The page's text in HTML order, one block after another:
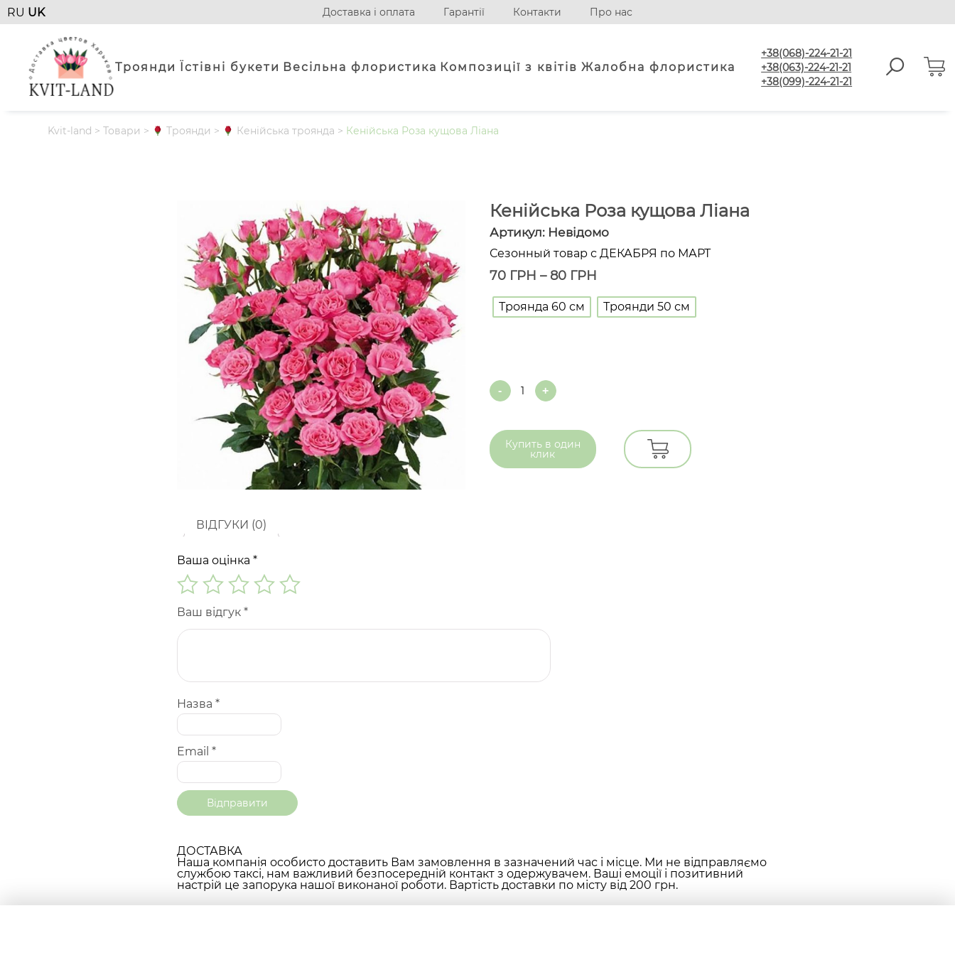
RU UK Доставка і оплата Гарантії Контакти Про нас
Троянди Їстівні букети Весільна флористика Композиції з квітів Жалобна флористика
+38(068)-224-21-21
+38(063)-224-21-21
+38(099)-224-21-21
Kvit-land >Товари > Троянди > Кенійська троянда > Кенійська Роза кущова Ліана
Кенійська Роза кущова Ліана
Артикул: Невідомо
Сезонный товар с ДЕКАБРЯ по МАРТ
70 ГРН – 80 ГРН
Троянда 60 см Троянди 50 см
Quantity
Купить в один
клик
ВІДГУКИ (0)
Ваша оцінка *
Ваш відгук *
Назва *
Email *
ДОСТАВКА
Наша компанія особисто доставить Вам замовлення в зазначений час і місце. Ми не відправляємо
службою таксі, нам важливий безпосередній контакт з одержувачем. Ваші емоції і позитивний
настрій це запорука нашої виконаної роботи. Вартість доставки по місту від 200 грн.